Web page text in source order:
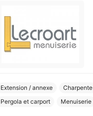
Extension / annexe Charpente
Pergola et carport
Menuiserie